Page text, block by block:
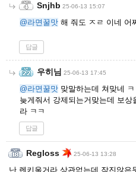
Snjhb 25-06-13 15:07
@라면꿀맛 해 줘도 ㅈㄹ 이네 어
답글
우히님 25-06-13 17:45
@라면꿀맛 맞말하는데 쳐맞네 ㅋ
늦게줘서 강제되는거맞는데 보
라 ㅋㅋ
답글
Regloss 25-06-13 13:28
난 렌키울거라 상관없는데 작진않은